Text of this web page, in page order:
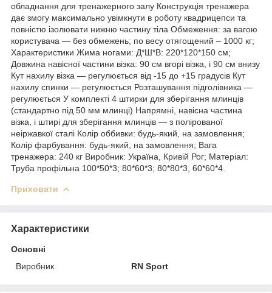
обладнання для тренажерного залу Конструкція тренажера
дає змогу максимально увімкнути в роботу квадрицепси та
повністю ізолювати нижню частину тіла Обмеження: за вагою
користувача — без обмежень; по весу отягощений – 1000 кг;
Характеристики Жима ногами: Д*Ш*В: 220*120*150 см;
Довжина навісної частини візка: 90 см вгорі візка, і 90 см внизу
Кут нахилу візка — регулюється від -15 до +15 градусів Кут
нахилу спинки — регулюється Розташування підголівника —
регулюється У комплекті 4 штирки для зберігання млинців
(стандартно під 50 мм млинці) Напрямні, навісна частина
візка, і штирі для зберігання млинців — з полірованої
неіржавкої сталі Колір оббивки: будь-який, на замовлення;
Колір фарбування: будь-який, на замовлення; Вага
тренажера: 240 кг Виробник: Україна, Кривій Рог; Матеріал:
Труба профільна 100*50*3; 80*60*3; 80*80*3, 60*60*4.
Приховати
Характеристики
Основні
Виробник
RN Sport